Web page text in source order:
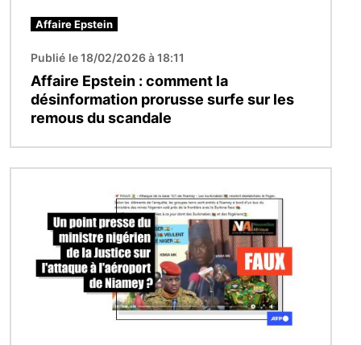
Affaire Epstein
Publié le 18/02/2026 à 18:11
Affaire Epstein : comment la
désinformation prorusse surfe sur les
remous du scandale